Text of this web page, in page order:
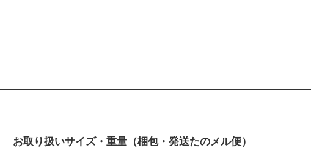
メインコンテンツ
お取り扱いサイズ・重量（梱包・発送たのメル便）